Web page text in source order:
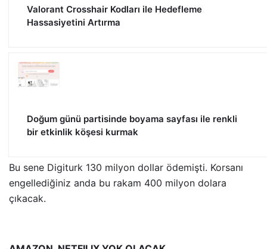
Valorant Crosshair Kodları ile Hedefleme
Hassasiyetini Artırma
Doğum günü partisinde boyama sayfası ile renkli
bir etkinlik köşesi kurmak
Bu sene Digiturk 130 milyon dollar ödemişti. Korsanı
engellediğiniz anda bu rakam 400 milyon dolara
çıkacak.